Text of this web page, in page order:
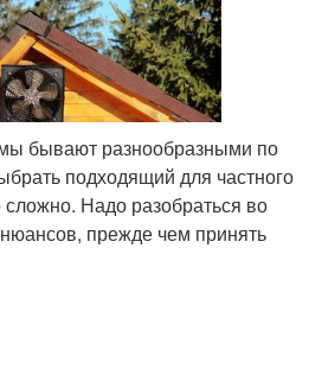
бывают разнообразными по
подходящий для частного
Надо разобраться во
прежде чем принять